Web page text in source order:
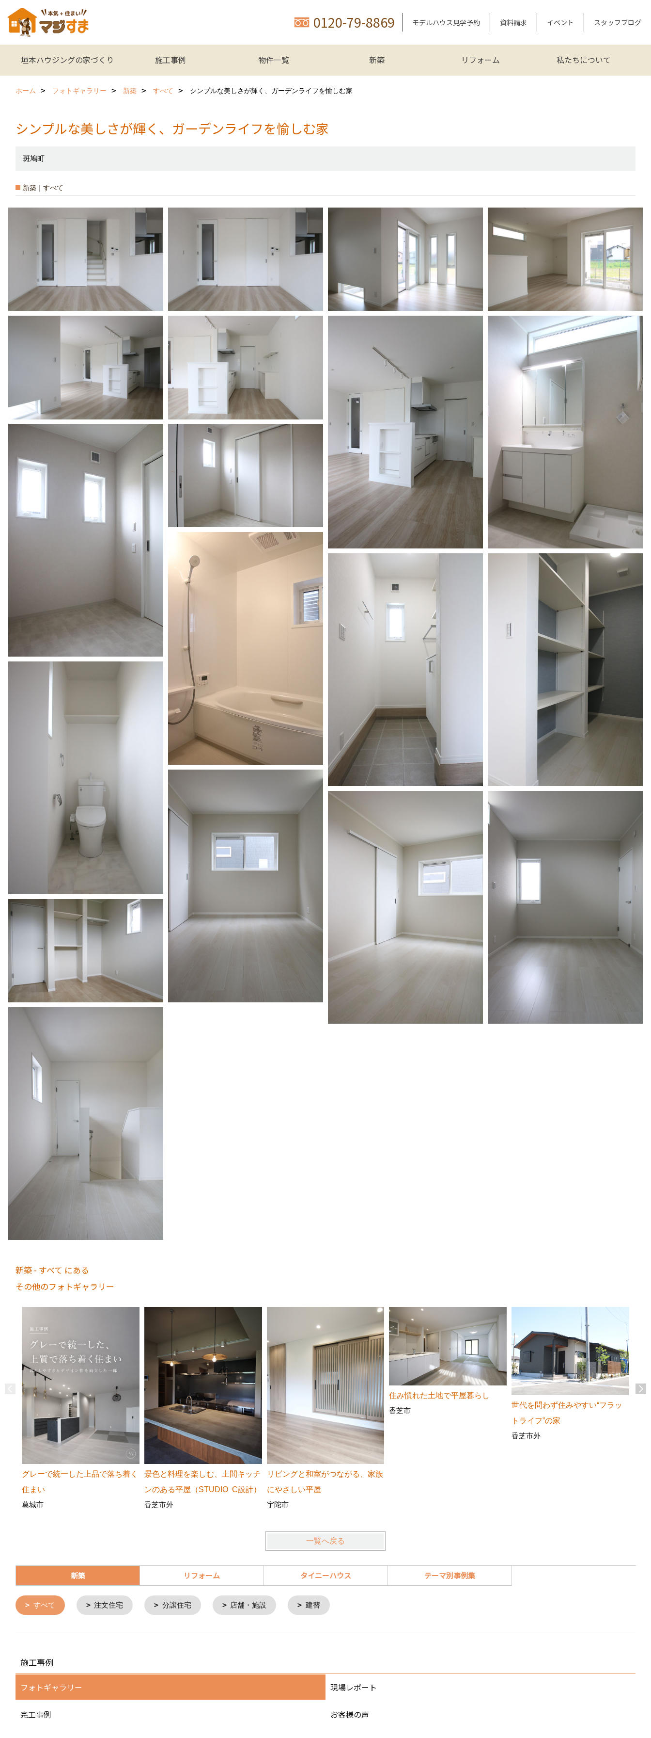
0120-79-8869 モデルハウス見学予約 資料請求 イベント スタッフブログ
垣本ハウジングの家づくり 施工事例 物件一覧 新築 リフォーム 私たちについて
ホーム フォトギャラリー 新築 すべて シンプルな美しさが輝く、ガーデンライフを愉しむ家
シンプルな美しさが輝く、ガーデンライフを愉しむ家
斑鳩町
新築｜すべて
新築 - すべて にある
その他のフォトギャラリー
グレーで統一した上品で落ち着く
住まい
葛城市
景色と料理を楽しむ、土間キッチ
ンのある平屋（STUDIOｰC設計）
香芝市外
リビングと和室がつながる、家族
にやさしい平屋
宇陀市
住み慣れた土地で平屋暮らし
香芝市
世代を問わず住みやすい“フラッ
トライフ”の家
香芝市外
一覧へ戻る
新築 リフォーム タイニーハウス テーマ別事例集
すべて 注文住宅 分譲住宅 店舗・施設 建替
施工事例
フォトギャラリー 現場レポート
完工事例 お客様の声